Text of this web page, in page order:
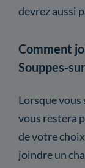
devrez aussi
Comment
Souppes-
Lorsque
vous restera
de votre
joindre un